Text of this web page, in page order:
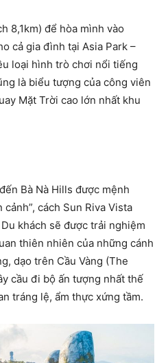
8,1km) để hòa mình vào
cả gia đình tại Asia Park –
loại hình trò chơi nổi tiếng
là biểu tượng của công viên
Mặt Trời cao lớn nhất khu
Bà Nà Hills được mệnh
cách Sun Riva Vista
khách sẽ được trải nghiệm
thiên nhiên của những cánh
dạo trên Cầu Vàng (The
cầu đi bộ ấn tượng nhất thế
tráng lệ, ẩm thực xứng tầm.